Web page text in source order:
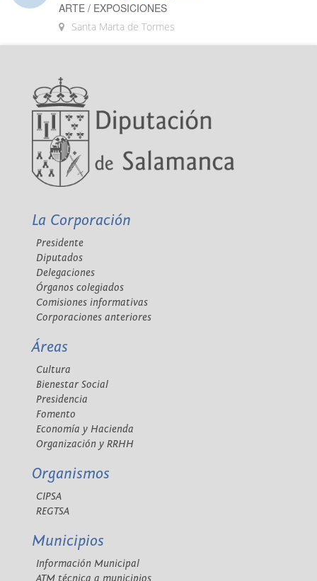
ARTE / EXPOSICIONES
Santa Marta de Tormes
La Corporación
Presidente
Diputados
Delegaciones
Órganos colegiados
Comisiones informativas
Corporaciones anteriores
Áreas
Cultura
Bienestar Social
Presidencia
Fomento
Economía y Hacienda
Organización y RRHH
Organismos
CIPSA
REGTSA
Municipios
Información Municipal
ATM técnica a municipios